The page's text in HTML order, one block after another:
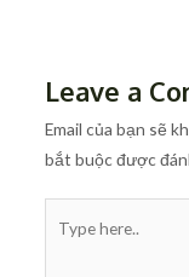
Leave a
Email của bạn sẽ
bắt buộc được
here..